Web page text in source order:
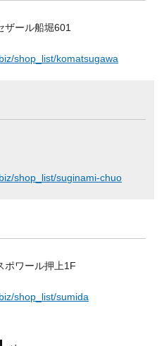
ール船堀601
shop_list/komatsugawa
shop_list/suginami-chuo
ワール押上1F
shop_list/sumida